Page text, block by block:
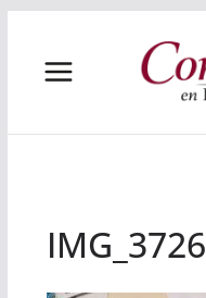
contenido
IMG_3726